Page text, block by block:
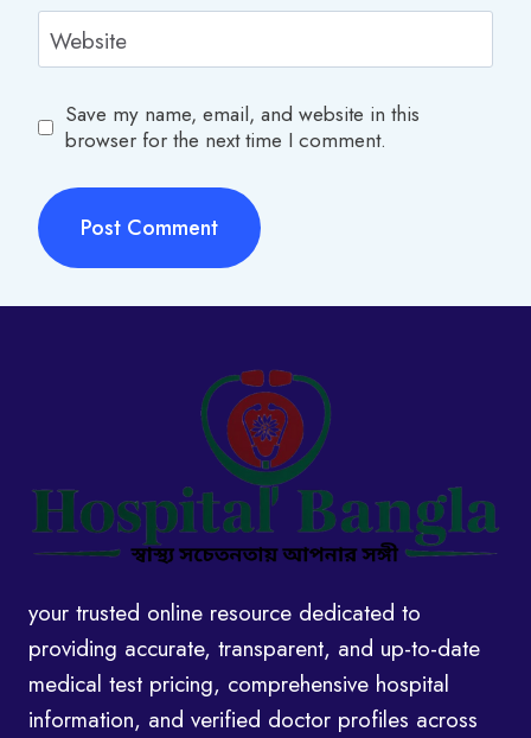
Website
Save my name, email, and website in this
browser for the next time I comment.
your trusted online resource dedicated to
providing accurate, transparent, and up-to-date
medical test pricing, comprehensive hospital
information, and verified doctor profiles across